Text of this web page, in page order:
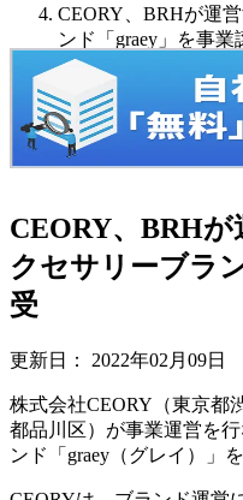
CEORY、BRHが運
ンド「graey」を事業
CEORY、BRH
クセサリーブラ
受
更新日： 2022年02月09日
株式会社CEORY（東京都
都品川区）が事業運営を
ンド「graey（グレイ）」